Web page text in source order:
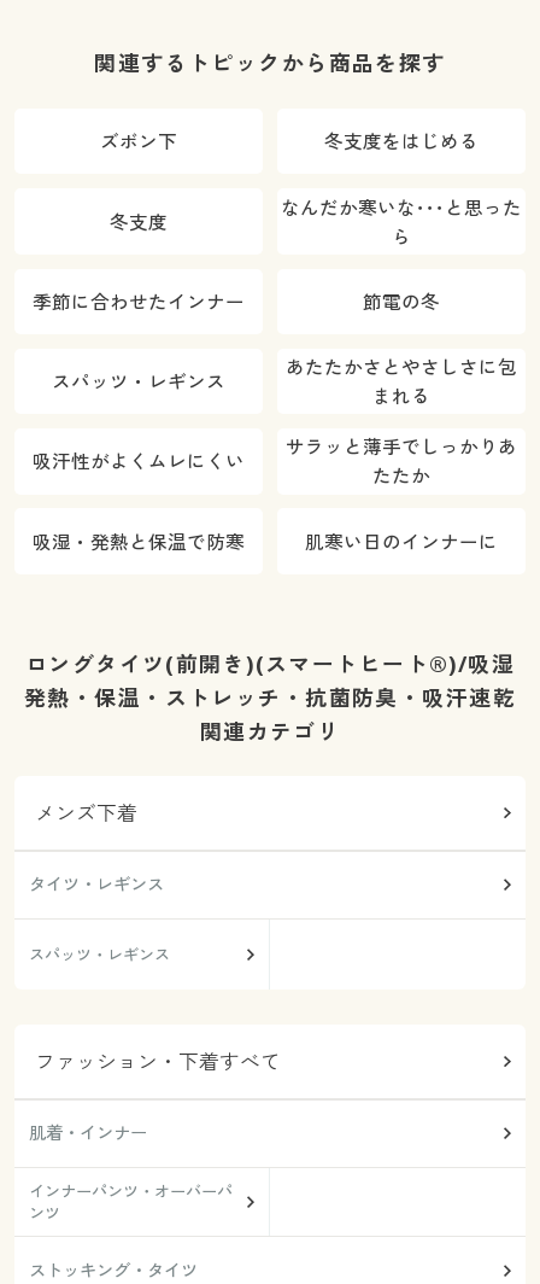
関連するトピックから商品を探す
ズボン下 冬支度をはじめる
冬支度
なんだか寒いな･･･と思った
ら
季節に合わせたインナー 節電の冬
スパッツ・レギンス
あたたかさとやさしさに包
まれる
吸汗性がよくムレにくい
サラッと薄手でしっかりあ
たたか
吸湿・発熱と保温で防寒 肌寒い日のインナーに
ロングタイツ(前開き)(スマートヒート®)/吸湿
発熱・保温・ストレッチ・抗菌防臭・吸汗速乾
関連カテゴリ
メンズ下着
タイツ・レギンス
スパッツ・レギンス
ファッション・下着すべて
肌着・インナー
インナーパンツ・オーバーパ
ンツ
ストッキング・タイツ